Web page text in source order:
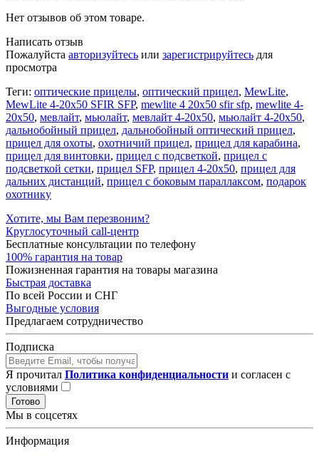
Нет отзывов об этом товаре.
Написать отзыв
Пожалуйста авторизуйтесь или зарегистрируйтесь для
просмотра
Теги: оптические прицелы, оптический прицел, MewLite,
MewLite 4-20x50 SFIR SFP, mewlite 4 20x50 sfir sfp, mewlite 4-
20x50, мевлайт, мьюлайт, мевлайт 4-20x50, мьюлайт 4-20x50,
дальнобойный прицел, дальнобойный оптический прицел,
прицел для охоты, охотничий прицел, прицел для карабина,
прицел для винтовки, прицел с подсветкой, прицел с
подсветкой сетки, прицел SFP, прицел 4-20x50, прицел для
дальних дистанций, прицел с боковым параллаксом, подарок
охотнику
Хотите, мы Вам перезвоним?
Круглосуточный call-центр
Бесплатные консультации по телефону
100% гарантия на товар
Пожизненная гарантия на товары магазина
Быстрая доставка
По всей России и СНГ
Выгодные условия
Предлагаем сотрудничество
Подписка
Я прочитал Политика конфиденциальности и согласен с
условиями
Готово
Мы в соцсетях
Информация